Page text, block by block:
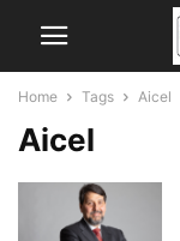
Home Tags Aicel
Aicel